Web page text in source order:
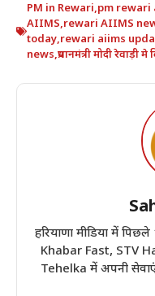
PM in Rewari,pm rewari
AIIMS,rewari AIIMS
today,rewari aiims
news,प्रधानमंत्री मोदी
हरियाणा मीडिया में
Khabar Fast, STV
Tehelka में अपनी सेवाएं